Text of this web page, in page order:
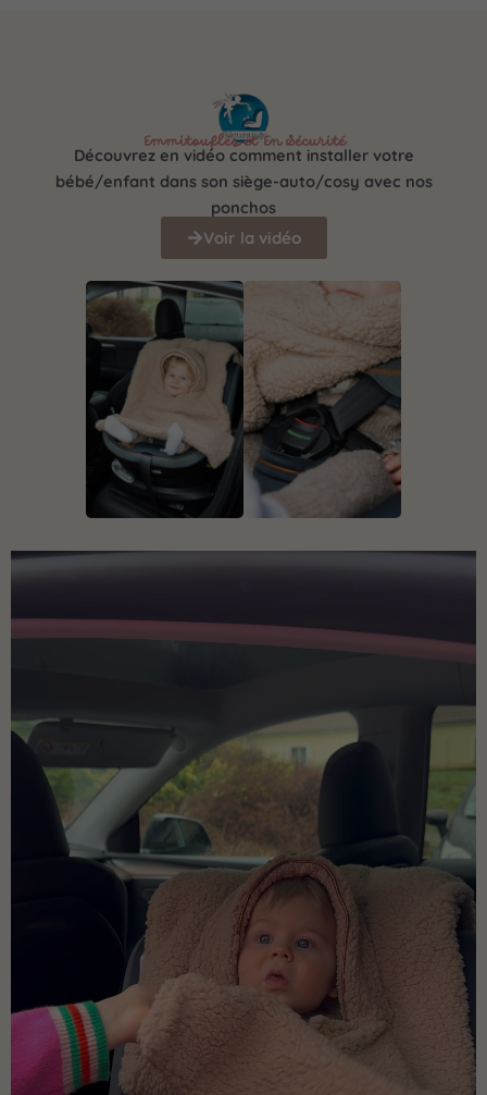
Emmitouflés et En Sécurité
Découvrez en vidéocomment installer votre
bébé/enfant dans son siège-auto/cosy avec nos
ponchos
Voir la vidéo